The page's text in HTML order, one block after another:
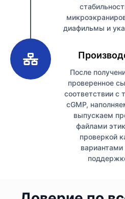
диафильмы и
После
проверенное
соответствии с
cGMP,
выпускаем
файлами
проверкой